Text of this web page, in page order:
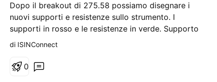
Dopo il breakout di 275.58 possiamo disegnare i
nuovi supporti e resistenze sullo strumento. I
supporti in rosso e le resistenze in verde. Supporto
1: 269.77 Supporto 2: 275.58 Resistenza 1: 291.67
di ISINConnect
0